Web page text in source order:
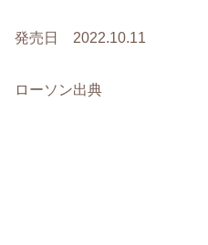
発売日 2022.10.11
ローソン出典